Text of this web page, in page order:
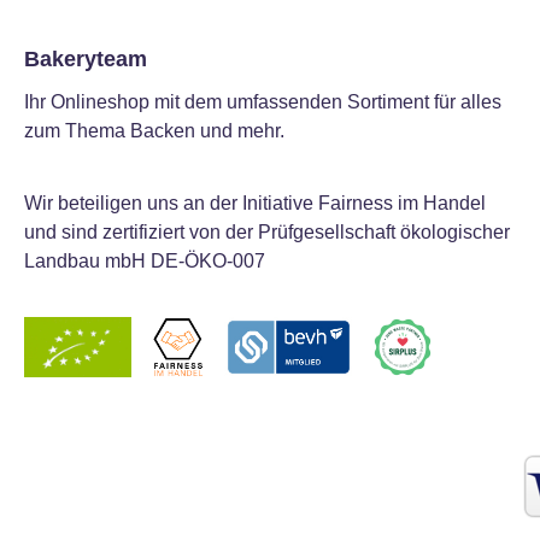
zuverlässigen Halt und kreative
18 Gauge (dünn und flexibel, aber
stabil) - ca. 1,02 mm Set enthält 20
Fondantblumen und andere essbare
Dekorationen Passt sich natürlich in
Blumendekorationen ein Länge ca.
Bakeryteam
Ihr Onlineshop mit dem umfassenden Sortiment für alles
zum Thema Backen und mehr.
Wir beteiligen uns an der Initiative Fairness im Handel
und sind zertifiziert von der Prüfgesellschaft ökologischer
Landbau mbH DE-ÖKO-007